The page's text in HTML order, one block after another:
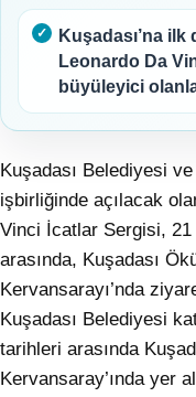
Kuşadası’na
Leonardo Da
büyüleyici
Kuşadası Belediyesi
işbirliğinde açılacak
Vinci İcatlar Sergisi,
arasında, Kuşadası
Kervansarayı’nda
Kuşadası Belediyesi
tarihleri arasında
Kervansaray’ında yer